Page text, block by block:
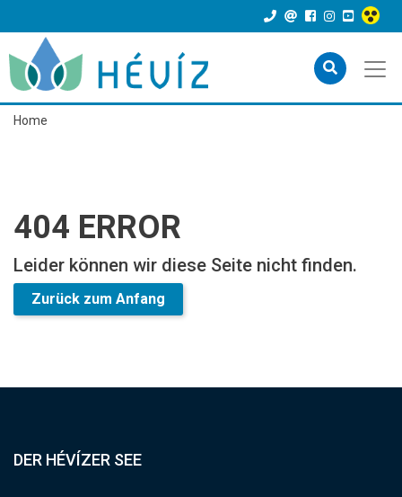
Home
404 ERROR
Leider können wir diese Seite nicht finden.
Zurück zum Anfang
DER HÉVÍZER SEE